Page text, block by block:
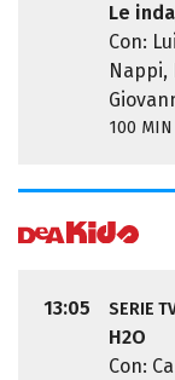
Le
Con:
Nappi,
100 MIN
13:05 SERIE
H2O
Con: